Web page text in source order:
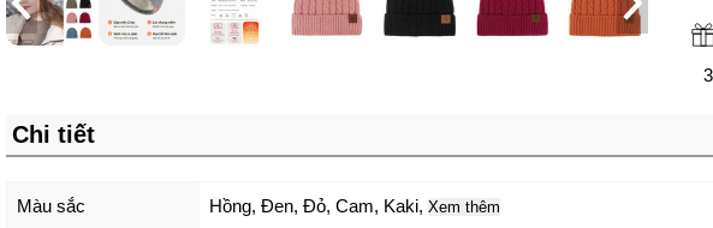
Chi tiết
Màu sắc Hồng, Đen, Đỏ, Cam, Kaki, Xem thêm